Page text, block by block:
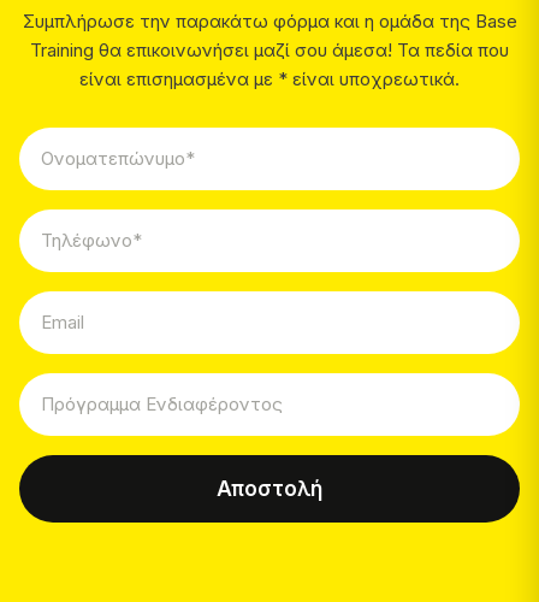
Συμπλήρωσε την παρακάτω φόρμα και η ομάδα της Base
Training θα επικοινωνήσει μαζί σου άμεσα! Τα πεδία που
είναι επισημασμένα με * είναι υποχρεωτικά.
Αποστολή